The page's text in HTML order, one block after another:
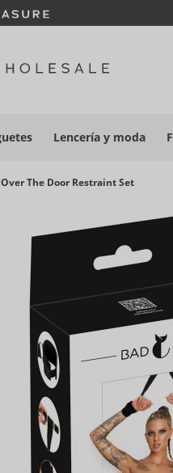
Lencería y moda
Over The Door Restraint Set